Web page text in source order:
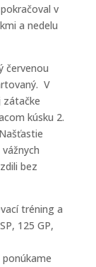
v
a nedelu
červenou
V
zátačke
kúsku 2.
bez
tréning a
125 GP,